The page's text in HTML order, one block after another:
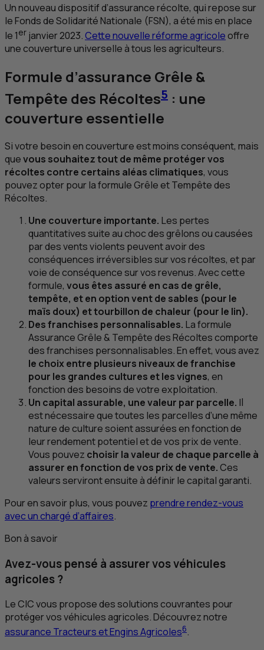
Un nouveau dispositif d’assurance récolte, qui repose sur
le Fonds de Solidarité Nationale (FSN), a été mis en place
le 1er janvier 2023.Cette nouvelle réforme agricoleoffre
une couverture universelle à tous les agriculteurs.
Formule d’assurance Grêle &
Tempête des Récoltes5 : une
couverture essentielle
Si votre besoin en couverture est moins conséquent, mais
quevous souhaitez tout de même protéger vos
récoltes contre certains aléas climatiques, vous
pouvez opter pour la formule Grêle et Tempête des
Récoltes.
Une couverture importante. Les pertes
quantitatives suite au choc des grêlons ou causées
par des vents violents peuvent avoir des
conséquences irréversibles sur vos récoltes, et par
voie de conséquence sur vos revenus. Avec cette
formule, vous êtes assuré en cas de grêle,
tempête, et en option vent de sables (pour le
maïs doux) et tourbillon de chaleur (pour le lin).
Des franchises personnalisables. La formule
Assurance Grêle & Tempête des Récoltes comporte
des franchises personnalisables. En effet, vous avez
le choix entre plusieurs niveaux de franchise
pour les grandes cultures et les vignes, en
fonction des besoins de votre exploitation.
Un capital assurable, une valeur par parcelle. Il
est nécessaire que toutes les parcelles d’une même
nature de culture soient assurées en fonction de
leur rendement potentiel et de vos prix de vente.
Vous pouvez choisir la valeur de chaque parcelle à
assurer en fonction de vos prix de vente.Ces
valeurs serviront ensuite à définir le capital garanti.
Pour en savoir plus, vous pouvez prendre rendez-vous
avec un chargé d’affaires.
Bon à savoir
Avez-vous pensé à assurer vos véhicules
agricoles ?
LeCICvous propose des solutions couvrantes pour
protéger vos véhicules agricoles. Découvrez notre
assurance Tracteurs et Engins Agricoles6.